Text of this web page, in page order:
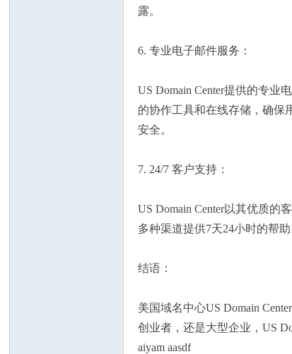
露。
6. 专业电子邮件服务：
US Domain Center提供的专
的协作工具和在线存储，确保
安全。
7. 24/7 客户支持：
US Domain Center以其优质的
多种渠道提供7天24小时的帮
结语：
美国域名中心US Domain
创业者，还是大型企业，US
aiyam aasdf